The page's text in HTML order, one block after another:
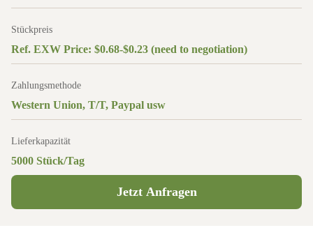
Stückpreis
Ref. EXW Price: $0.68-$0.23 (need to negotiation)
Zahlungsmethode
Western Union, T/T, Paypal usw
Lieferkapazität
5000 Stück/Tag
Jetzt Anfragen